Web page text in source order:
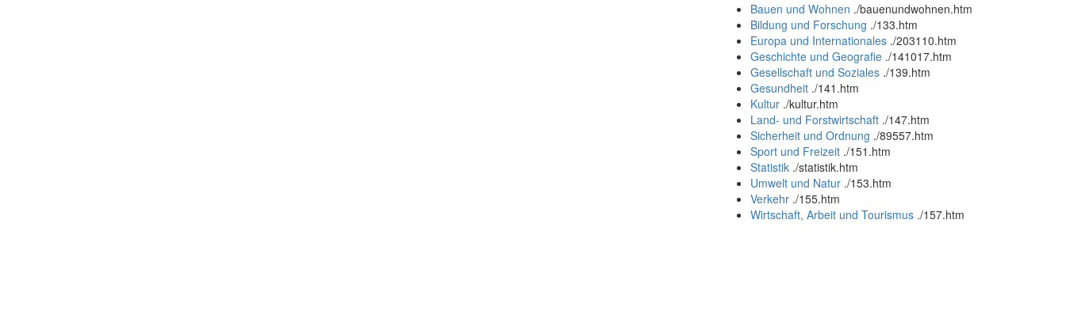
Bauen und Wohnen ./bauenundwohnen.htm
Bildung und Forschung ./133.htm
Europa und Internationales ./203110.htm
Geschichte und Geografie ./141017.htm
Gesellschaft und Soziales ./139.htm
Gesundheit ./141.htm
Kultur ./kultur.htm
Land- und Forstwirtschaft ./147.htm
Sicherheit und Ordnung ./89557.htm
Sport und Freizeit ./151.htm
Statistik ./statistik.htm
Umwelt und Natur ./153.htm
Verkehr ./155.htm
Wirtschaft, Arbeit und Tourismus ./157.htm